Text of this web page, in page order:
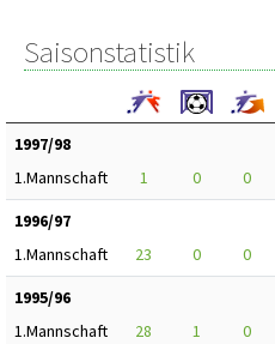
Saisonstatistik
1997/98
1.Mannschaft
1 0 0
1996/97
1.Mannschaft
23 0 0
1995/96
1.Mannschaft
28 1 0